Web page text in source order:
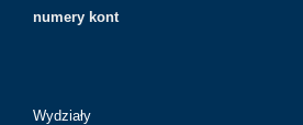
numery kont
Wydziały